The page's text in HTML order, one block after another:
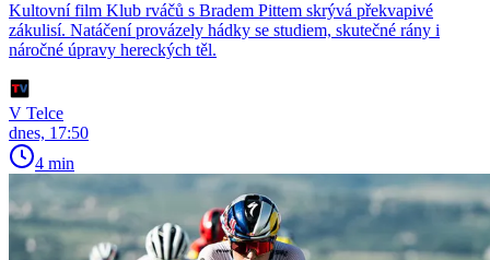
Kultovní film Klub rváčů s Bradem Pittem skrývá překvapivé
zákulisí. Natáčení provázely hádky se studiem, skutečné rány i
náročné úpravy hereckých těl.
V Telce
dnes, 17:50
4 min